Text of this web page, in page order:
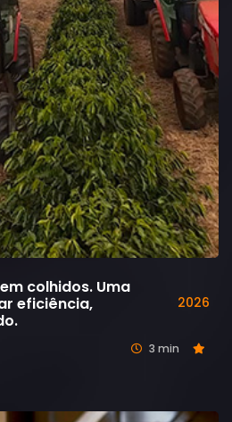
colhidos. Uma
eficiência,
2026
3 min